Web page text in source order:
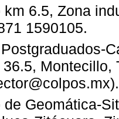
km 6.5, Zona
1590105.
Montecillo,
de Geomática-